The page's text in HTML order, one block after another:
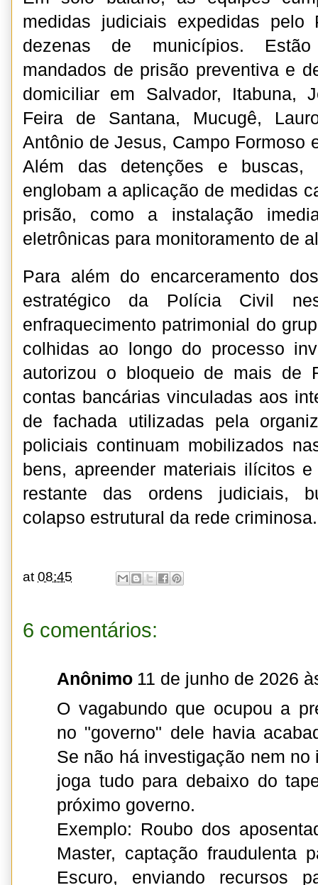
medidas judiciais expedidas pelo
dezenas de municípios.
mandados de prisão preventiva e
domiciliar em Salvador, Itabuna,
Feira de Santana, Mucugê,
Antônio de Jesus, Campo Formoso
Além das detenções e buscas,
englobam a aplicação de medidas
prisão, como a instalação
eletrônicas para monitoramento de
Para além do encarceramento
estratégico da Polícia Civil
enfraquecimento patrimonial do
colhidas ao longo do processo
autorizou o bloqueio de mais de
contas bancárias vinculadas aos
de fachada utilizadas pela
policiais continuam mobilizados
bens, apreender materiais ilícitos
restante das ordens judiciais,
colapso estrutural da rede criminosa.
at08:45
6 comentários:
Anônimo 11 de junho de 2026
O vagabundo que ocupou a
no "governo" dele havia
Se não há investigação nem no
joga tudo para debaixo do
próximo governo.
Exemplo: Roubo dos
Master, captação fraudulenta
Escuro, enviando recursos